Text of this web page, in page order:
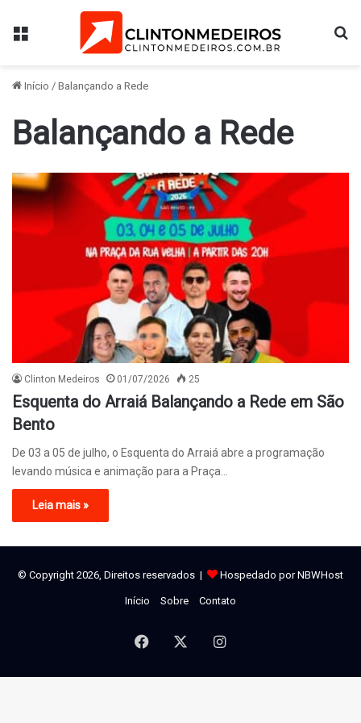
Menu
Início / Balançando a Rede
Balançando a Rede
Clinton Medeiros 01/07/2026 25
Esquenta do Arraiá Balançando a Rede em São
Bento
De 03 a 05 de julho, o Esquenta do Arraiá abre a programação
levando música e animação para a Praça…
Leia mais »
© Copyright 2026, Direitos reservados | Hospedado por NBWHost
Início Sobre Contato
Facebook Instagram